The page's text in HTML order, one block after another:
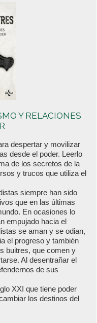
Y RELACIONES
despertar y movilizar
desde el poder. Leerlo
de los secretos de la
y trucos que utiliza el
siempre han sido
que en las últimas
En ocasiones lo
empujado hacia el
se aman y se odian,
el progreso y también
buitres, que comen y
Al desentrañar el
de sus
XXI que tiene poder
los destinos del